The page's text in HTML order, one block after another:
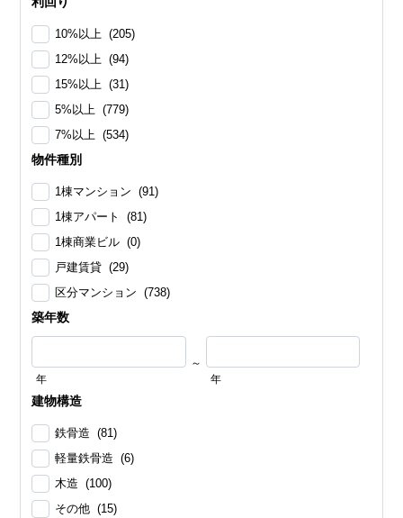
10%以上 (205)
12%以上 (94)
15%以上 (31)
5%以上 (779)
7%以上 (534)
物件種別
1棟マンション (91)
1棟アパート (81)
1棟商業ビル (0)
戸建賃貸 (29)
区分マンション (738)
築年数
年
～
年
建物構造
鉄骨造 (81)
軽量鉄骨造 (6)
木造 (100)
その他 (15)